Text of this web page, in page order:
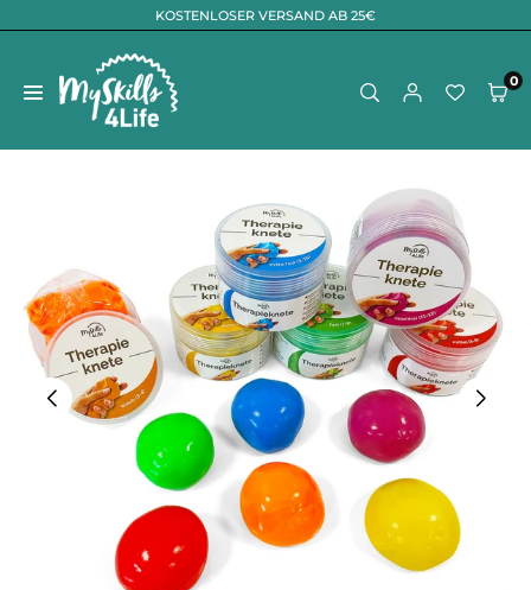
KOSTENLOSER VERSAND AB 25€
MYSKILLS4LIFE
0